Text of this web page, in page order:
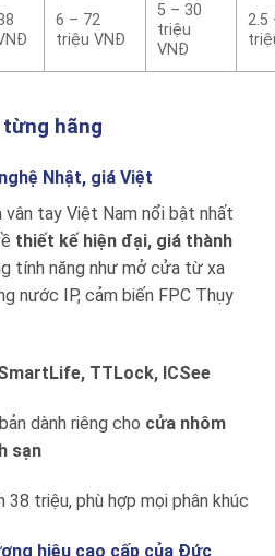
6 – 72
triệu VNĐ
5 – 30
triệu
VNĐ
2.5
hãng
Nhật, giá Việt
vân tay Việt Nam nổi bật nhất
thiết kế hiện đại, giá thành
tính năng như mở cửa từ xa
nước IP, cảm biến FPC Thụy
TTLock, ICSee
dành riêng cho cửa nhôm
sạn
triệu, phù hợp mọi phân khúc
hiệu cao cấp của Đức